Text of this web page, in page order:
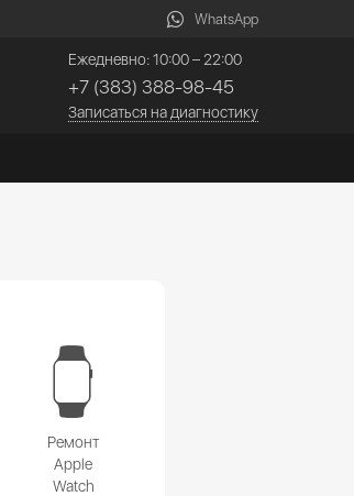
WhatsApp
Ежедневно: 10:00 – 22:00
+7 (383) 388-98-45
Записаться на диагностику
Ремонт
Apple
Watch